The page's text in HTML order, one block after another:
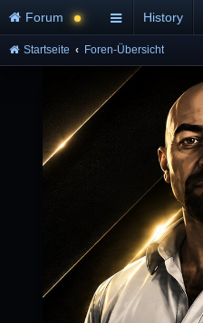
Forum History
Startseite Foren-Übersicht